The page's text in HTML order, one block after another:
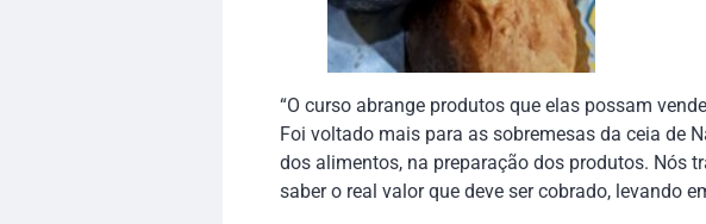
“O curso abrange produtos que elas possam
Foi voltado mais para as sobremesas da ceia de
dos alimentos, na preparação dos produtos. Nós
saber o real valor que deve ser cobrado, levando